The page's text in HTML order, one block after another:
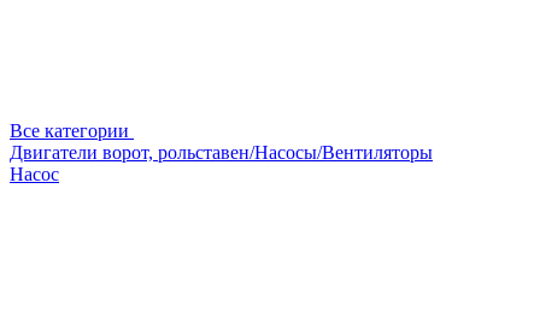
Все категории
Двигатели ворот, рольставен/Насосы/Вентиляторы
Насос